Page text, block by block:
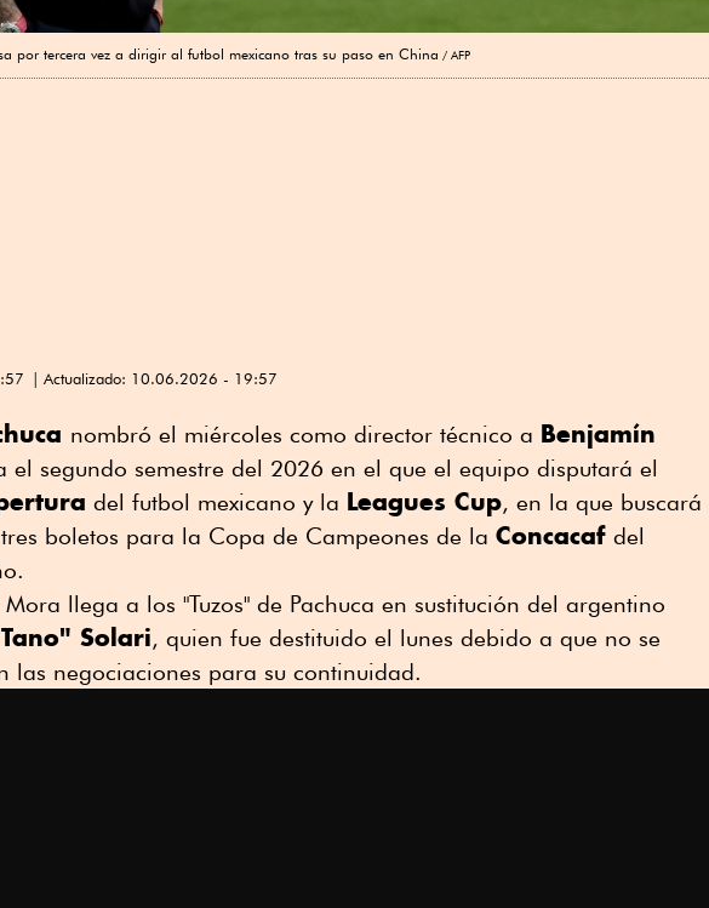
por tercera vez ⁠a dirigir al futbol mexicano tras su ⁠paso en China AFP
Actualizado: 10.06.2026 - 19:57
nombró el miércoles como director ⁠técnico a Benjamín
el segundo semestre del 2026 en el que el equipo disputará el
del ⁠futbol mexicano y la Leagues ⁠Cup, en la que buscará
boletos para la Copa de Campeones de la Concacaf del
Mora llega a los "Tuzos" de Pachuca en sustitución del argentino
Solari, quien fue destituido el lunes debido a que no se
las negociaciones para su continuidad.